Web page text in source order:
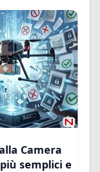
Camera
semplici e